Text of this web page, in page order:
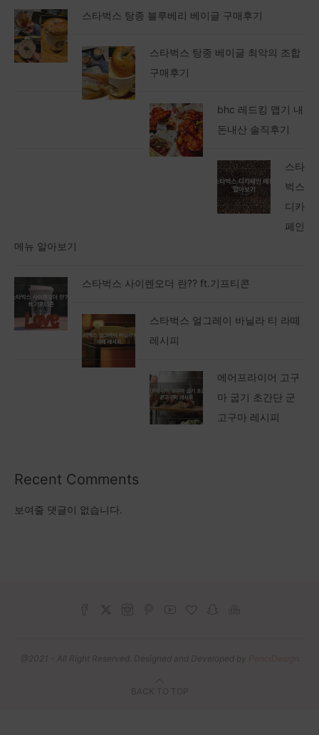
스타벅스 탕종 블루베리 베이글 구매후기
스타벅스 탕종 베이글 최악의 조합
구매후기
bhc 레드킹 맵기 내
돈내산 솔직후기
스타
벅스
디카
페인
메뉴 알아보기
스타벅스 사이렌오더 란?? ft.기프티콘
스타벅스 얼그레이 바닐라 티 라떼
레시피
에어프라이어 고구
마 굽기 초간단 군
고구마 레시피
Recent Comments
보여줄 댓글이 없습니다.
@2021 - All Right Reserved. Designed and Developed by
BACK TO TOP